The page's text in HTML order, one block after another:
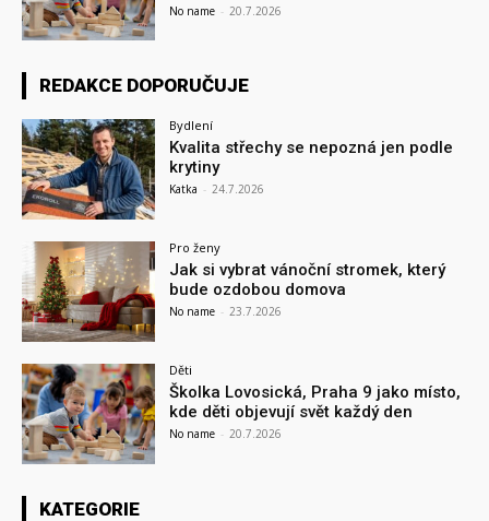
No name - 20.7.2026
REDAKCE DOPORUČUJE
Bydlení
Kvalita střechy se nepozná jen podle
krytiny
Katka - 24.7.2026
Pro ženy
Jak si vybrat vánoční stromek, který
bude ozdobou domova
No name - 23.7.2026
Děti
Školka Lovosická, Praha 9 jako místo,
kde děti objevují svět každý den
No name - 20.7.2026
KATEGORIE